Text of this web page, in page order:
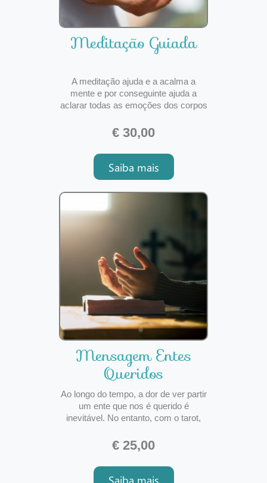
Meditação Guiada
A meditação ajuda e a acalma a
mente e por conseguinte ajuda a
aclarar todas as emoções dos corpos
Ao acalmar a sua mente encontra
mais facilmente soluções para os
desafios da sua vida.A meditação
pode ser, também, uma viagem
fantástica ao seu subconsciente
€ 30,00
Saiba mais
Mensagem Entes
Queridos
Ao longo do tempo, a dor de ver partir
um ente que nos é querido é
inevitável. No entanto, com o tarot,
coração e alguma saudade poderá
ser sanada. Este serviço é destinado
a quem precisa de uma mensagem
de algum ente que já partiu para outro
€ 25,00
Saiba mais